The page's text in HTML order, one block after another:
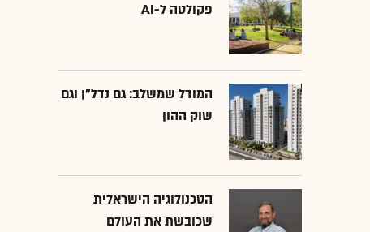
פקולטה ל-AI
המודל שמשלב: גם נדל"ן וגם
שוק ההון
הטכנולוגיה הישראלית
שכובשת את העולם